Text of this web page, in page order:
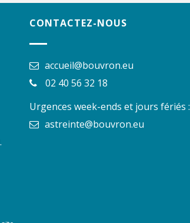
CONTACTEZ-NOUS
accueil@bouvron.eu
02 40 56 32 18
Urgences week-ends et jours fériés :
astreinte@bouvron.eu